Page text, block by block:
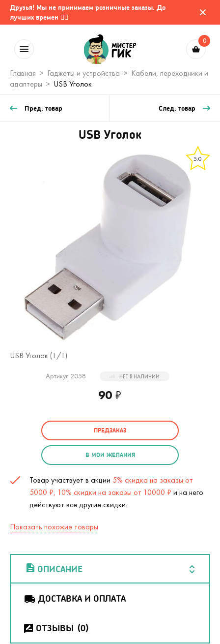
Друзья! Мы не принимаем розничные заказы. До
лучших времен 🤷‍♂️
0
Главная Гаджеты и устройства
Кабели, переходники и
адаптеры
USB Уголок
Пред. товар След. товар
USB Уголок
5.0
USB Уголок (1 /1)
Артикул 2058 НЕТ В НАЛИЧИИ
90 ₽
ПРЕДЗАКАЗ
В МОИ ЖЕЛАНИЯ
Товар участвует в акции 5% скидка на заказы от
5000 ₽, 10% скидки на заказы от 10000 ₽ и на него
действуют все другие скидки.
Показать похожие товары
ОПИСАНИЕ
ДОСТАВКА И ОПЛАТА
ОТЗЫВЫ (0)